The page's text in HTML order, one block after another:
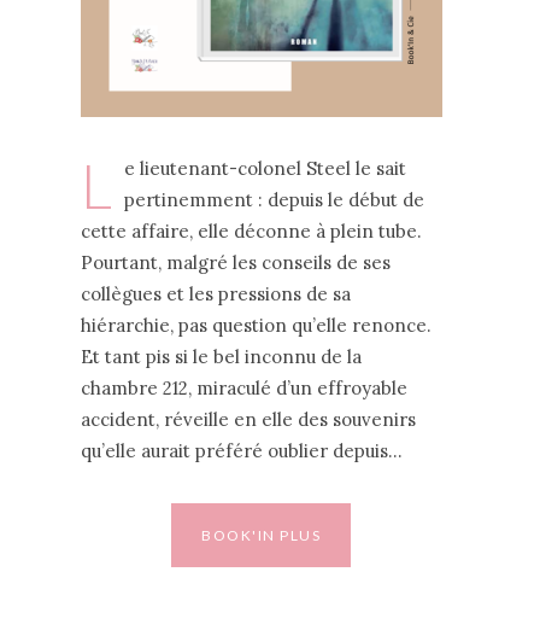
L
e lieutenant-colonel Steel le sait
pertinemment : depuis le début de
cette affaire, elle déconne à plein tube.
Pourtant, malgré les conseils de ses
collègues et les pressions de sa
hiérarchie, pas question qu’elle renonce.
Et tant pis si le bel inconnu de la
chambre 212, miraculé d’un effroyable
accident, réveille en elle des souvenirs
qu’elle aurait préféré oublier depuis…
BOOK'IN PLUS